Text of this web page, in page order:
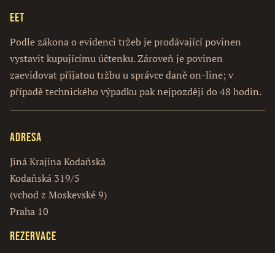
EET
Podle zákona o evidenci tržeb je prodávající povinen
vystavit kupujícímu účtenku. Zároveň je povinen
zaevidovat přijatou tržbu u správce daně on-line; v
případě technického výpadku pak nejpozději do 48 hodin.
Adresa
Jiná Krajina Kodaňská
Kodaňská 319/5
(vchod z Moskevské 9)
Praha 10
Rezervace